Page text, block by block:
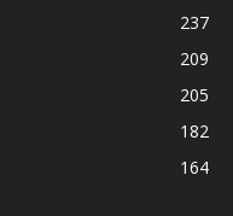
237
209
205
182
164